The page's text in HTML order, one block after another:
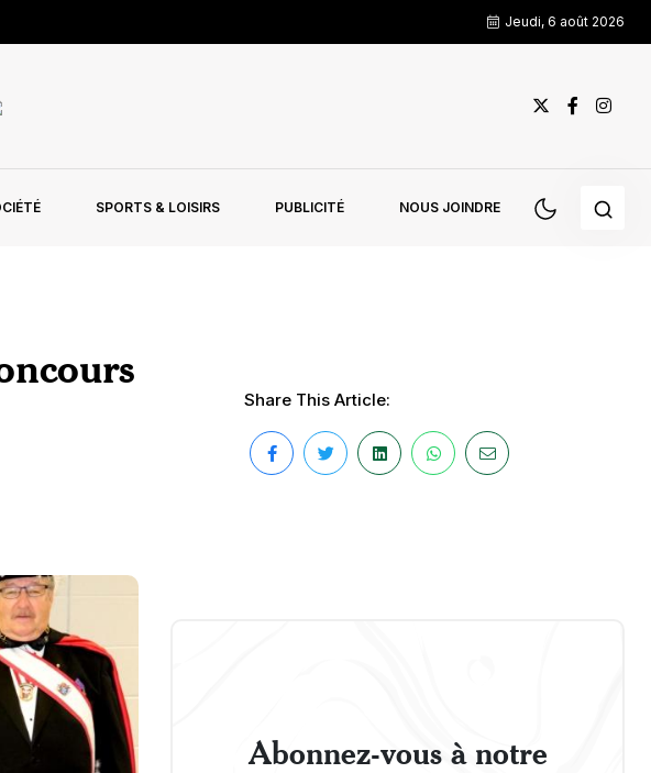
Jeudi, 6 août 2026
SPORTS & LOISIRS PUBLICITÉ NOUS JOINDRE
Share This Article:
Abonnez-vous à notre